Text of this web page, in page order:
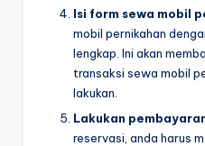
Isi form sewa mobil
mobil pernikahan
lengkap. Ini akan
transaksi sewa mobil
lakukan.
Lakukan
reservasi, anda harus